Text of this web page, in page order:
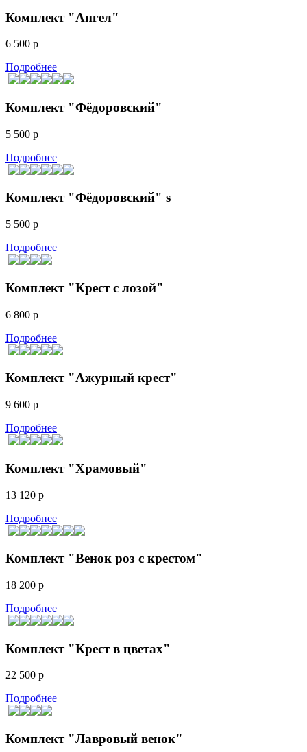
Комплект "Ангел"
6 500 р
Подробнее
Комплект "Фёдоровский"
5 500 р
Подробнее
Комплект "Фёдоровский" s
5 500 р
Подробнее
Комплект "Крест с лозой"
6 800 р
Подробнее
Комплект "Ажурный крест"
9 600 р
Подробнее
Комплект "Храмовый"
13 120 р
Подробнее
Комплект "Венок роз с крестом"
18 200 р
Подробнее
Комплект "Крест в цветах"
22 500 р
Подробнее
Комплект "Лавровый венок"